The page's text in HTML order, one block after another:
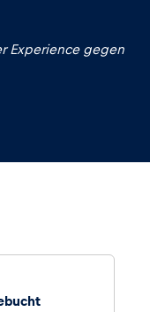
Experience gegen